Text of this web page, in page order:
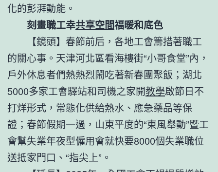
化的彭湃動能。
刻畫職工幸共享空間福暖和底色
【鏡頭】春節前后，各地工會籌措著職工
的關心事。天津河北區看海樓街“小哥食堂”內，
戶外休息者們熱熱烈鬧吃著新春團聚飯；湖北
5000多家工會驛站和司機之家開教學啟節日不
打烊形式，常態化供給熱水、應急藥品等保
證；春節假期一過，山東平度的“東風舉動”暨工
會幫失業年夜型僱用會就快要8000個失業職位
送抵家門口、“指尖上”。